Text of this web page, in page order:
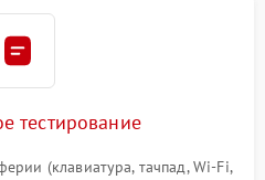
тестирование
(клавиатура, тачпад, Wi-Fi,